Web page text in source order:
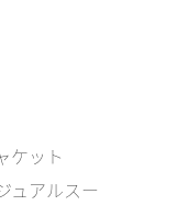
ケット
ュアルスー